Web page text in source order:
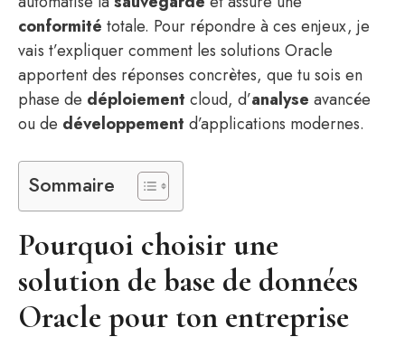
conformité totale. Pour répondre à ces enjeux, je
vais t’expliquer comment les solutions Oracle
apportent des réponses concrètes, que tu sois en
phase de déploiement cloud, d’analyse avancée
ou de développement d’applications modernes.
Sommaire
Pourquoi choisir une
solution de base de données
Oracle pour ton entreprise